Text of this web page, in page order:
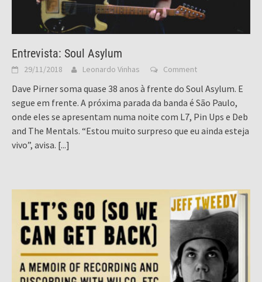
Entrevista: Soul Asylum
29/11/2018 Leonardo Vinhas Comment
Dave Pirner soma quase 38 anos à frente do Soul Asylum. E
segue em frente. A próxima parada da banda é São Paulo,
onde eles se apresentam numa noite com L7, Pin Ups e Deb
and The Mentals. “Estou muito surpreso que eu ainda esteja
vivo”, avisa. [...]